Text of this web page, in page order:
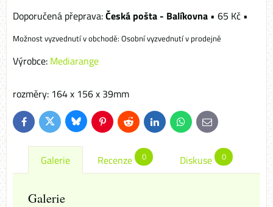
Česká pošta - Balíkovna • 65 Kč •
Osobní vyzvednutí v prodejně
Výrobce: Mediarange
rozměry: 164 x 156 x 39mm
FacebookTwitterBlueskyPinterestReddit LinkedInWhatsApp
E-
mail
Galerie Recenze 0 Diskuse 0
Galerie